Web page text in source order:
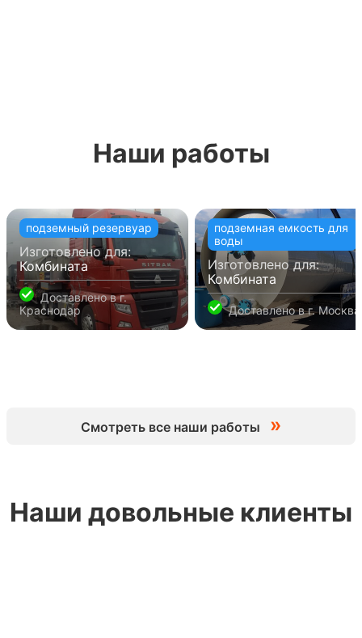
Наши работы
подземный резервуар
Изготовлено для:
Комбината
Доставлено вг.
Краснодар
подземная емкость для
воды
Изготовлено для:
Комбината
Доставлено вг. Москва
Смотреть все наши работы »
Наши довольные клиенты